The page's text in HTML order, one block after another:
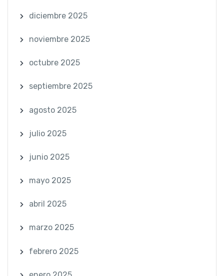
diciembre 2025
noviembre 2025
octubre 2025
septiembre 2025
agosto 2025
julio 2025
junio 2025
mayo 2025
abril 2025
marzo 2025
febrero 2025